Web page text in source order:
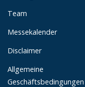
Team
Messekalender
Disclaimer
Allgemeine
Geschäftsbedingungen